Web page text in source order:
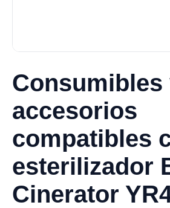
Consumibles
accesorios
compatibles
esterilizador
Cinerator